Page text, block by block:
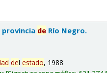
de Río Negro.
delestado, 1988